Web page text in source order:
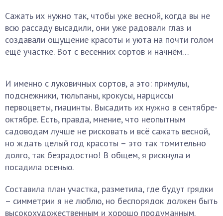
Сажать их нужно так, чтобы уже весной, когда вы не
всю рассаду высадили, они уже радовали глаз и
создавали ощущение красоты и уюта на почти голом
ещё участке. Вот с весенних сортов и начнём…
И именно с луковичных сортов, а это: примулы,
подснежники, тюльпаны, крокусы, нарциссы
первоцветы, гиацинты. Высадить их нужно в сентябре-
октябре. Есть, правда, мнение, что неопытным
садоводам лучше не рисковать и всё сажать весной,
но ждать целый год красоты – это так томительно
долго, так безрадостно! В общем, я рискнула и
посадила осенью.
Составила план участка, разметила, где будут грядки
– симметрии я не люблю, но беспорядок должен быть
высокохудожественным и хорошо продуманным.